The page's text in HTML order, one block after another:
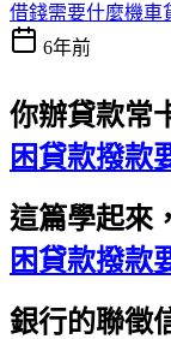
借錢需要什麼機車
6年前
你辦貸款常
困貸款撥款
這篇學起來
困貸款撥款
銀行的聯徵